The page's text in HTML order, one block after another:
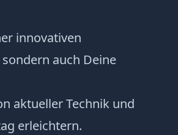
innovativen
auch Deine
aktueller Technik und
erleichtern.